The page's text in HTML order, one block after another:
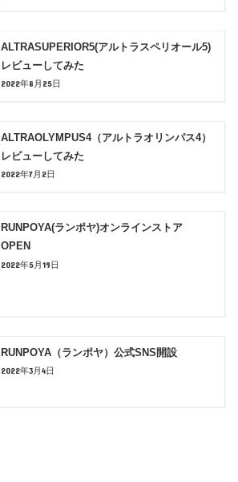
ALTRASUPERIOR5(アルトラスペリオール5)
レビューしてみた
2022年8月25日
ALTRAOLYMPUS4（アルトラオリンパス4）
レビューしてみた
2022年7月2日
RUNPOYA(ランポヤ)オンラインストア
OPEN
2022年5月19日
RUNPOYA（ランポヤ）公式SNS開設
2022年3月4日